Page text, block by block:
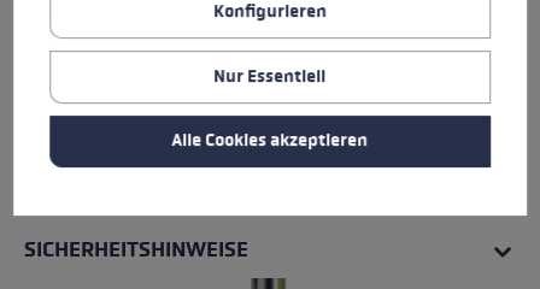
SICHERHEITSHINWEISE
Konfigurieren
Nur Essentiell
Alle Cookies akzeptieren